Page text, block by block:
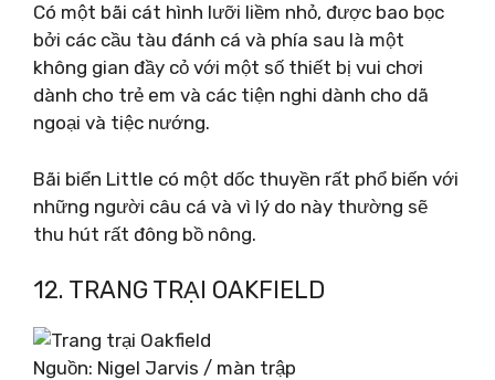
Có một bãi cát hình lưỡi liềm nhỏ, được bao bọc
bởi các cầu tàu đánh cá và phía sau là một
không gian đầy cỏ với một số thiết bị vui chơi
dành cho trẻ em và các tiện nghi dành cho dã
ngoại và tiệc nướng.
Bãi biển Little có một dốc thuyền rất phổ biến với
những người câu cá và vì lý do này thường sẽ
thu hút rất đông bồ nông.
12. TRANG TRẠI OAKFIELD
Nguồn: Nigel Jarvis / màn trập